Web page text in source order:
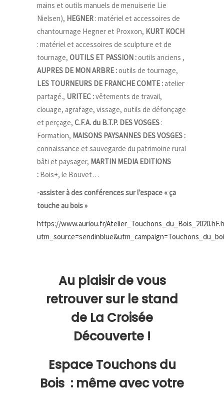
mains et outils manuels de menuiserie Lie
Nielsen), HEGNER : matériel et accessoires de
chantournage Hegner et Proxxon, KURT KOCH
: matériel et accessoires de sculpture et de
tournage, OUTILS ET PASSION :outils anciens ,
AUPRES DE MON ARBRE :outils de tournage,
LES TOURNEURS DE FRANCHE COMTE : atelier
partagé., URITEC :vêtements de travail,
clouage, agrafage, vissage, outils de défonçage
et perçage, C.F.A. du B.T.P. DES VOSGES :
Formation, MAISONS PAYSANNES DES VOSGES :
connaissance et sauvegarde du patrimoine rural
bâti et paysager, MARTIN MEDIA EDITIONS
: Bois+, le Bouvet…
-assister à des conférences sur l’espace « ça
touche au bois »
https://www.auriou.fr/
Au plaisir de vous
retrouver sur le stand
de La Croisée
Découverte !
Espace Touchons du
Bois : même avec votre